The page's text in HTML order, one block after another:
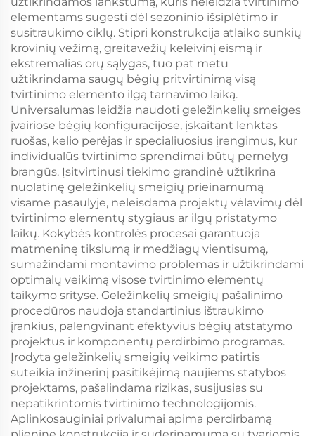
elementams sugesti dėl sezoninio išsiplėtimo ir
susitraukimo ciklų. Stipri konstrukcija atlaiko sunkių
krovinių vežimą, greitavežių keleivinį eismą ir
ekstremalias orų sąlygas, tuo pat metu
užtikrindama saugų bėgių pritvirtinimą visą
tvirtinimo elemento ilgą tarnavimo laiką.
Universalumas leidžia naudoti geležinkelių smeiges
įvairiose bėgių konfiguracijose, įskaitant lenktas
ruošas, kelio perėjas ir specialiuosius įrengimus, kur
individualūs tvirtinimo sprendimai būtų pernelyg
brangūs. Įsitvirtinusi tiekimo grandinė užtikrina
nuolatinę geležinkelių smeigių prieinamumą
visame pasaulyje, neleisdama projektų vėlavimų dėl
tvirtinimo elementų stygiaus ar ilgų pristatymo
laikų. Kokybės kontrolės procesai garantuoja
matmeninę tikslumą ir medžiagų vientisumą,
sumažindami montavimo problemas ir užtikrindami
optimalų veikimą visose tvirtinimo elementų
taikymo srityse. Geležinkelių smeigių pašalinimo
procedūros naudoja standartinius ištraukimo
įrankius, palengvinant efektyvius bėgių atstatymo
projektus ir komponentų perdirbimo programas.
Įrodyta geležinkelių smeigių veikimo patirtis
suteikia inžinerinį pasitikėjimą naujiems statybos
projektams, pašalindama rizikas, susijusias su
nepatikrintomis tvirtinimo technologijomis.
Aplinkosauginiai privalumai apima perdirbamą